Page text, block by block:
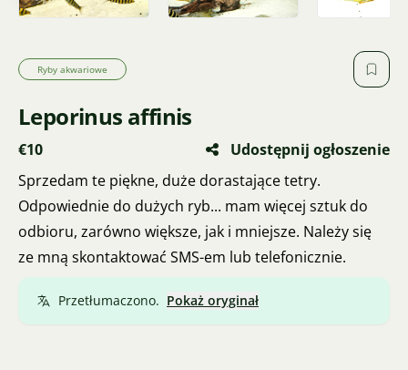
Ryby akwariowe
Leporinus affinis
€10
Udostępnij ogłoszenie
Sprzedam te piękne, duże dorastające tetry.
Odpowiednie do dużych ryb... mam więcej sztuk do
odbioru, zarówno większe, jak i mniejsze. Należy się
ze mną skontaktować SMS-em lub telefonicznie.
Przetłumaczono. Pokaż oryginał